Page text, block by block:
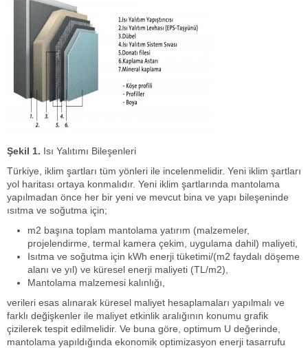
Şekil 1. Isı Yalıtımı Bileşenleri
Türkiye, iklim şartları tüm yönleri ile incelenmelidir. Yeni iklim şartları
yol haritası ortaya konmalıdır. Yeni iklim şartlarında mantolama
yapılmadan önce her bir yeni ve mevcut bina ve yapı bileşeninde
ısıtma ve soğutma için;
m2 başına toplam mantolama yatırım (malzemeler,
projelendirme, termal kamera çekim, uygulama dahil) maliyeti,
Isıtma ve soğutma için kWh enerji tüketimi/(m2 faydalı döşeme
alanı ve yıl) ve küresel enerji maliyeti (TL/m2),
Mantolama malzemesi kalınlığı,
verileri esas alınarak küresel maliyet hesaplamaları yapılmalı ve
farklı değişkenler ile maliyet etkinlik aralığının konumu grafik
çizilerek tespit edilmelidir. Ve buna göre, optimum U değerinde,
mantolama yapıldığında ekonomik optimizasyon enerji tasarrufu